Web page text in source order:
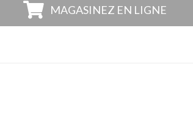
 MAGASINEZ EN LIGNE